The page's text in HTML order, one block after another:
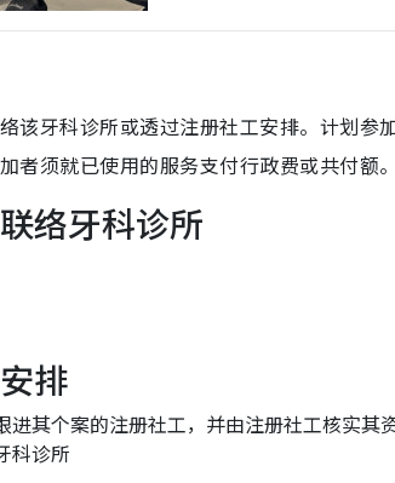
该牙科诊所或透过注册社工安排。计划参
者须就已使用的服务支付行政费或共付额
络牙科诊所
排
其个案的注册社工，并由注册社工核实其
科诊所